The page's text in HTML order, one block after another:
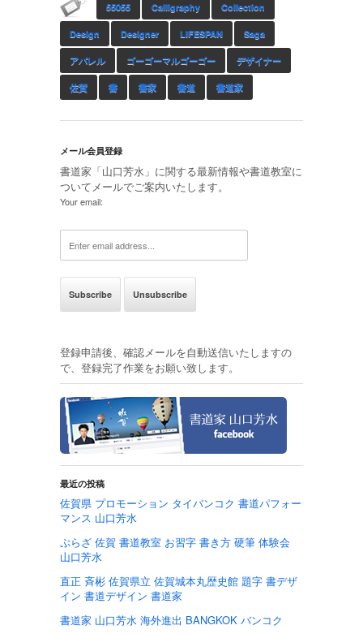
55055 Calligraphy Collection
Design Designer LIFESPAN Saga
アパレル ゴーゴーマルゴーゴー デザイナー
佐賀 書 書家 書道 書道家
メール会員登録
書道家「山口芳水」に関する最新情報や書道教室に
ついてメールでご案内いたします。
Your email:
登録申請後、確認メールを自動送信いたしますの
で、登録完了作業をお願い致します。
最近の投稿
佐賀県 プロモーション タイバンコク 書道パフォー
マンス 山口芳水
ぷらざ 佐賀 書道教室 お習字 書き方 硬筆 体験会
山口芳水
直正 斉彬 佐賀県立 佐賀城本丸歴史館 題字 書デザ
イン 書道デザイン 書道家
書道家 山口芳水 海外進出 BANGKOK バンコク